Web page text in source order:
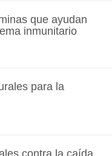
que ayudan
inmunitario
para la